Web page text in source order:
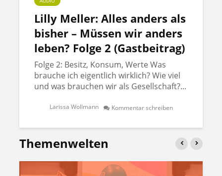
Lilly Meller: Alles anders als
bisher – Müssen wir anders
leben? Folge 2 (Gastbeitrag)
Folge 2: Besitz, Konsum, Werte Was
brauche ich eigentlich wirklich? Wie viel
und was brauchen wir als Gesellschaft?...
Larissa Wollmann Kommentar schreiben
Themenwelten